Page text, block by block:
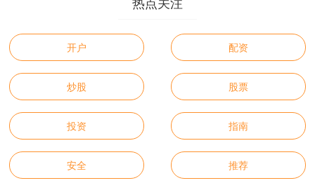
开户 配资
炒股 股票
投资 指南
安全 推荐